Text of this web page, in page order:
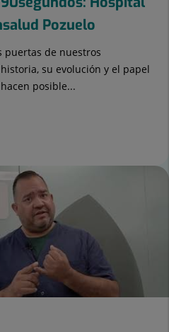
Pozuelo
puertas de nuestros
su evolución y el papel
posible...